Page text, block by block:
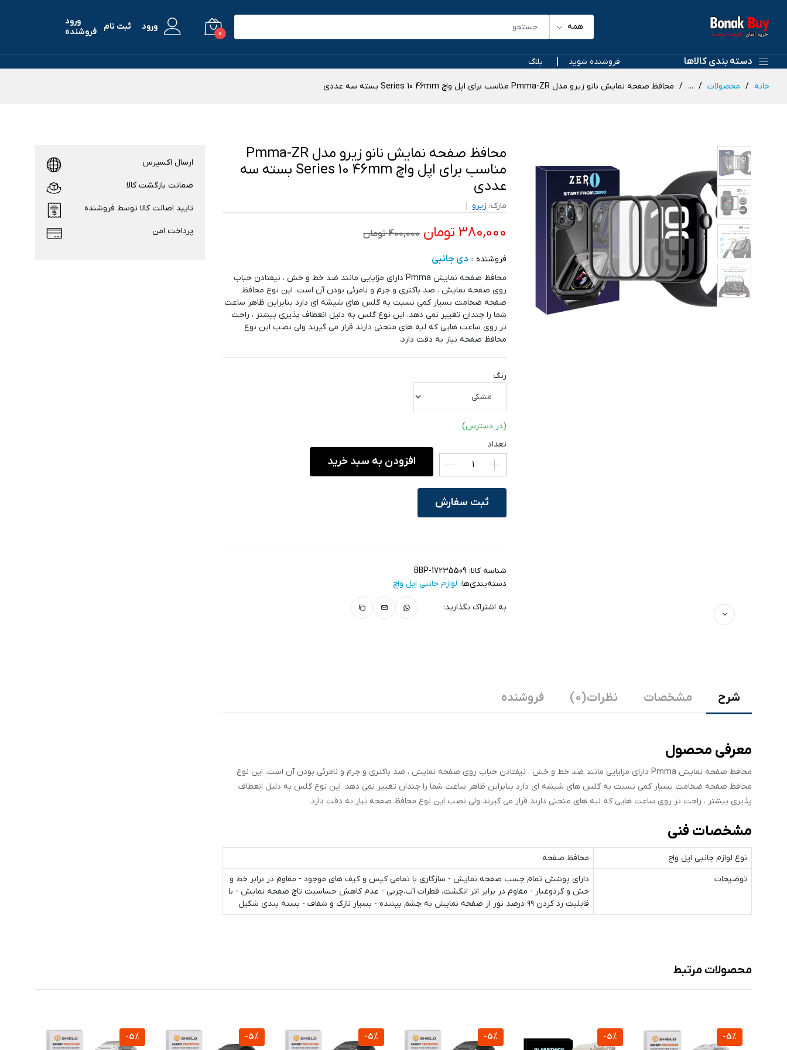
همه
0
ورود ثبت نام
ورود
فروشنده
دسته بندی کالاها فروشنده شوید بلاگ
خانه محصولات ... محافظ صفحه نمایش نانو زیرو مدل Pmma-ZR مناسب برای اپل واچ Series 10 46mm بسته سه عددی
محافظ صفحه نمایش نانو زیرو مدل Pmma-ZR
مناسب برای اپل واچ Series 10 46mm بسته سه
عددی
مارک: زیرو
380,000 تومان 400,000 تومان
فروشنده :: دی جانبی
محافظ صفحه نمایش Pmma دارای مزایایی مانند ضد خط و خش ، نیفتادن حباب
روی صفحه نمایش ، ضد باکتری و جرم و نامرئی بودن آن است. این نوع محافظ
صفحه ضخامت بسیار کمی نسبت به گلس های شیشه ای دارد بنابراین ظاهر ساعت
شما را چندان تغییر نمی دهد. این نوع گلس به دلیل انعطاف پذیری بیشتر ، راحت
تر روی ساعت هایی که لبه های منحنی دارند قرار می گیرند ولی نصب این نوع
محافظ صفحه نیاز به دقت دارد.
رنگ
(در دسترس)
تعداد
افزودن به سبد خرید
ثبت سفارش
شناسه کالا: BBP-17235509
دسته‌بندی‌ها: لوازم جانبی اپل واچ
به اشتراک بگذارید:
شرح مشخصات نظرات (0) فروشنده
معرفی محصول
محافظ صفحه نمایش Pmma دارای مزایایی مانند ضد خط و خش ، نیفتادن حباب روی صفحه نمایش ، ضد باکتری و جرم و نامرئی بودن آن است. این نوع
محافظ صفحه ضخامت بسیار کمی نسبت به گلس های شیشه ای دارد بنابراین ظاهر ساعت شما را چندان تغییر نمی دهد. این نوع گلس به دلیل انعطاف
پذیری بیشتر ، راحت تر روی ساعت هایی که لبه های منحنی دارند قرار می گیرند ولی نصب این نوع محافظ صفحه نیاز به دقت دارد.
مشخصات فنی
نوع لوازم جانبی اپل واچ
محافظ صفحه
توضیحات
دارای پوشش تمام چسب صفحه نمایش - سازگاری با تمامی کیس و کیف های موجود - مقاوم در برابر خط و
خش و گردوغبار - مقاوم در برابر اثر انگشت، قطرات آب،چربی - عدم کاهش حساسیت تاچ صفحه نمایش - با
قابلیت رد کردن ۹۹ درصد نور از صفحه نمایش به چشم بیننده - بسیار نازک و شفاف - بسته بندی شکیل
ارسال اکسپرس
ضمانت بازگشت کالا
تایید اصالت کالا توسط فروشنده
پرداخت امن
محصولات مرتبط
-5%
-5%
-5%
-5%
-5%
-5%